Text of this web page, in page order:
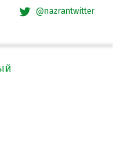
@nazrantwitter